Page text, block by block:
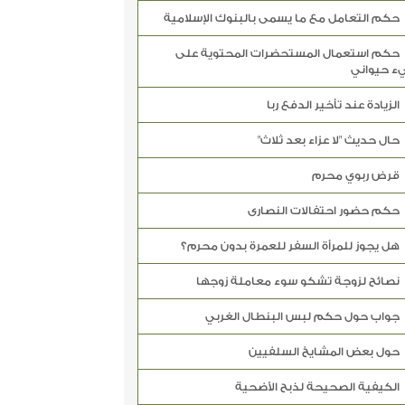
حكم التعامل مع ما يسمى بالبنوك الإسلامية
حكم استعمال المستحضرات المحتوية على
حيواني
الزيادة عند تأخير الدفع ربا
حال حديث "لا عزاء بعد ثلاث"
قرض ربوي محرم
حكم حضور احتفالات النصارى
هل يجوز للمرأة السفر للعمرة بدون محرم؟
نصائح لزوجة تشكو سوء معاملة زوجها
جواب حول حكم لبس البنطال الغربي
حول بعض المشايخ السلفيين
الكيفية الصحيحة لذبح الأضحية